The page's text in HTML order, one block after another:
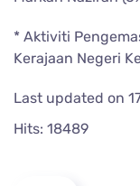
* Aktiviti
Kerajaan Negeri
Last updated on
Hits: 18489